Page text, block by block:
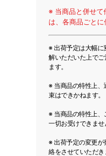
※ 当商品と併せて
は、各商品ごとに
※ 出荷予定は大幅に
解いただいた上で
ます。
※ 当商品の特性上、
束はできかねます。
※ 当商品の特性上、
一切お受けできませ
※ 出荷予定の変更が
絡をさせていただ